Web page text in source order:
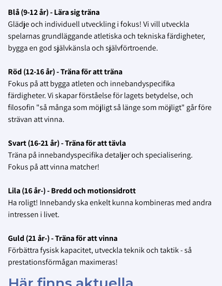
Blå (9-12 år) - Lära sig träna
Glädje och individuell utveckling i fokus! Vi vill utveckla
spelarnas grundläggande atletiska och tekniska färdigheter,
bygga en god självkänsla och självförtroende.
Röd (12-16 år) - Träna för att träna
Fokus på att bygga atleten och innebandyspecifika
färdigheter. Vi skapar förståelse för lagets betydelse, och
filosofin "så många som möjligt så länge som möjligt" går före
strävan att vinna.
Svart (16-21 år) - Träna för att tävla
Träna på innebandyspecifika detaljer och specialisering.
Fokus på att vinna matcher!
Lila (16 år-) - Bredd och motionsidrott
Ha roligt! Innebandy ska enkelt kunna kombineras med andra
intressen i livet.
Guld (21 år-) - Träna för att vinna
Förbättra fysisk kapacitet, utveckla teknik och taktik - så
prestationsförmågan maximeras!